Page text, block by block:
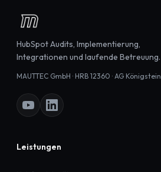
HubSpot Audits, Implementierung,
Integrationen und laufende Betreuung.
MAUTTEC GmbH · HRB 12360 · AG Königstein
Leistungen